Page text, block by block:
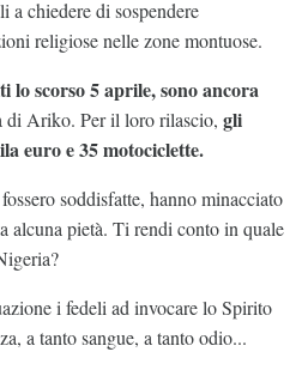
chiedere di sospendere
religiose nelle zone montuose.
lo scorso 5 aprile, sono ancora
di Ariko. Per il loro rilascio, gli
euro e 35 motociclette.
soddisfatte, hanno minacciato
alcuna pietà. Ti rendi conto in quale
i fedeli ad invocare lo Spirito
a tanto sangue, a tanto odio...